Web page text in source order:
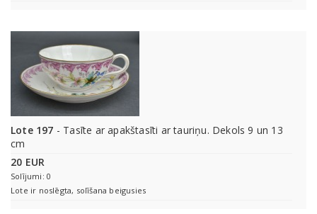
Lote 197 - Tasīte ar apakštasīti ar tauriņu. Dekols 9 un 13
cm
20 EUR
Solījumi: 0
Lote ir noslēgta, solīšana beigusies